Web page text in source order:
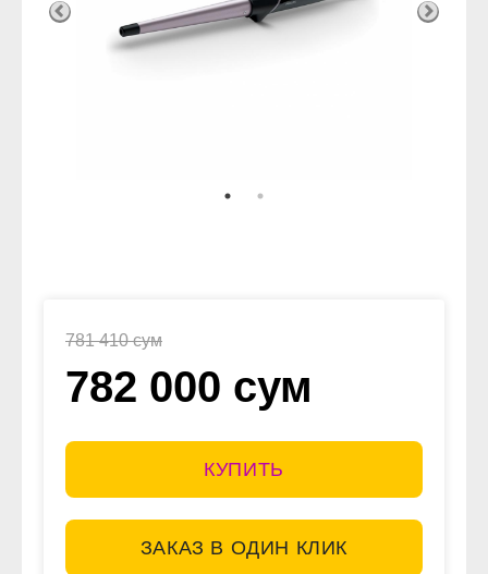
781 410 сум
782 000 сум
КУПИТЬ
ЗАКАЗ В ОДИН КЛИК